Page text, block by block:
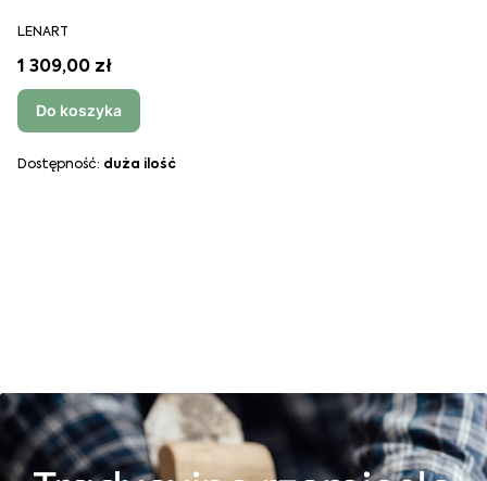
LENART
1 309,00 zł
Do koszyka
Dostępność: duża ilość